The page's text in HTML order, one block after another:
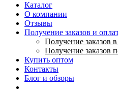
Каталог
О компании
Отзывы
Получение заказов и
Получение заказов
Получение заказов
Купить оптом
Контакты
Блог и обзоры